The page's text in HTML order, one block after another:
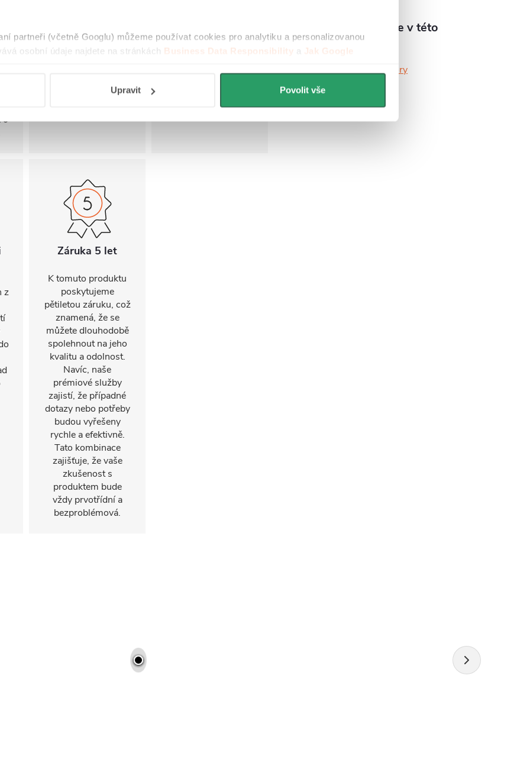
partneři (včetně Googlu) můžeme používat cookies pro analytiku a personalizovanou
osobní údaje najdete na stránkách Business Data Responsibility a Jak Google
Upravit Povolit vše
o
z
Záruka 5 let
K tomuto produktu
poskytujeme
pětiletou záruku, což
znamená, že se
můžete dlouhodobě
spolehnout na jeho
kvalitu a odolnost.
Navíc, naše
prémiové služby
zajistí, že případné
dotazy nebo potřeby
budou vyřešeny
rychle a efektivně.
Tato kombinace
zajišťuje, že vaše
zkušenost s
produktem bude
vždy prvotřídní a
bezproblémová.
Produkt naleznete v této
kategorii
Koupelnové radiátory